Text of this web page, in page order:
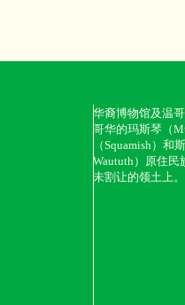
华裔博物馆及温
哥华的玛斯琴（
（Squamish）和
Waututh）原住民
未割让的领土上。